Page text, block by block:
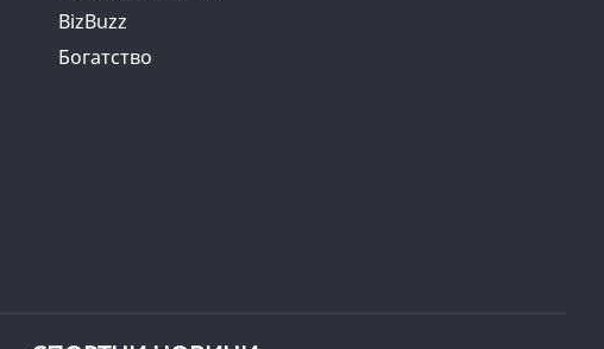
BizBuzz
Богатство